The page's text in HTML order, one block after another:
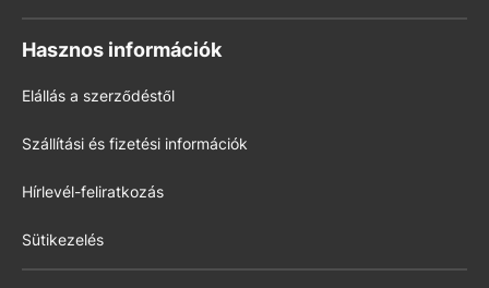
Hasznos információk
Elállás a szerződéstől
Szállítási és fizetési információk
Hírlevél-feliratkozás
Sütikezelés